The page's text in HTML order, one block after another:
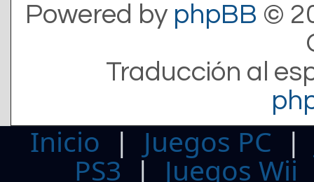
Powered by phpBB ©
Traducción al
Inicio | Juegos PC
PS3| Juegos Wii